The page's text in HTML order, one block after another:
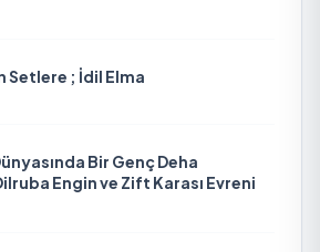
Setlere ; İdil Elma
Bir Genç Deha
Engin ve Zift Karası Evreni